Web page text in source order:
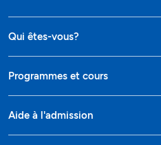
Qui êtes-vous?
Programmes et cours
Aide à l'admission